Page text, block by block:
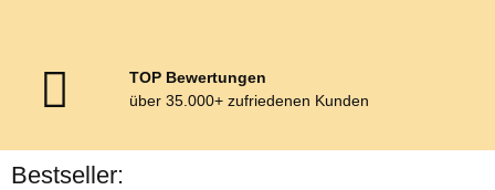
TOP Bewertungen
über 35.000+ zufriedenen Kunden
Bestseller: